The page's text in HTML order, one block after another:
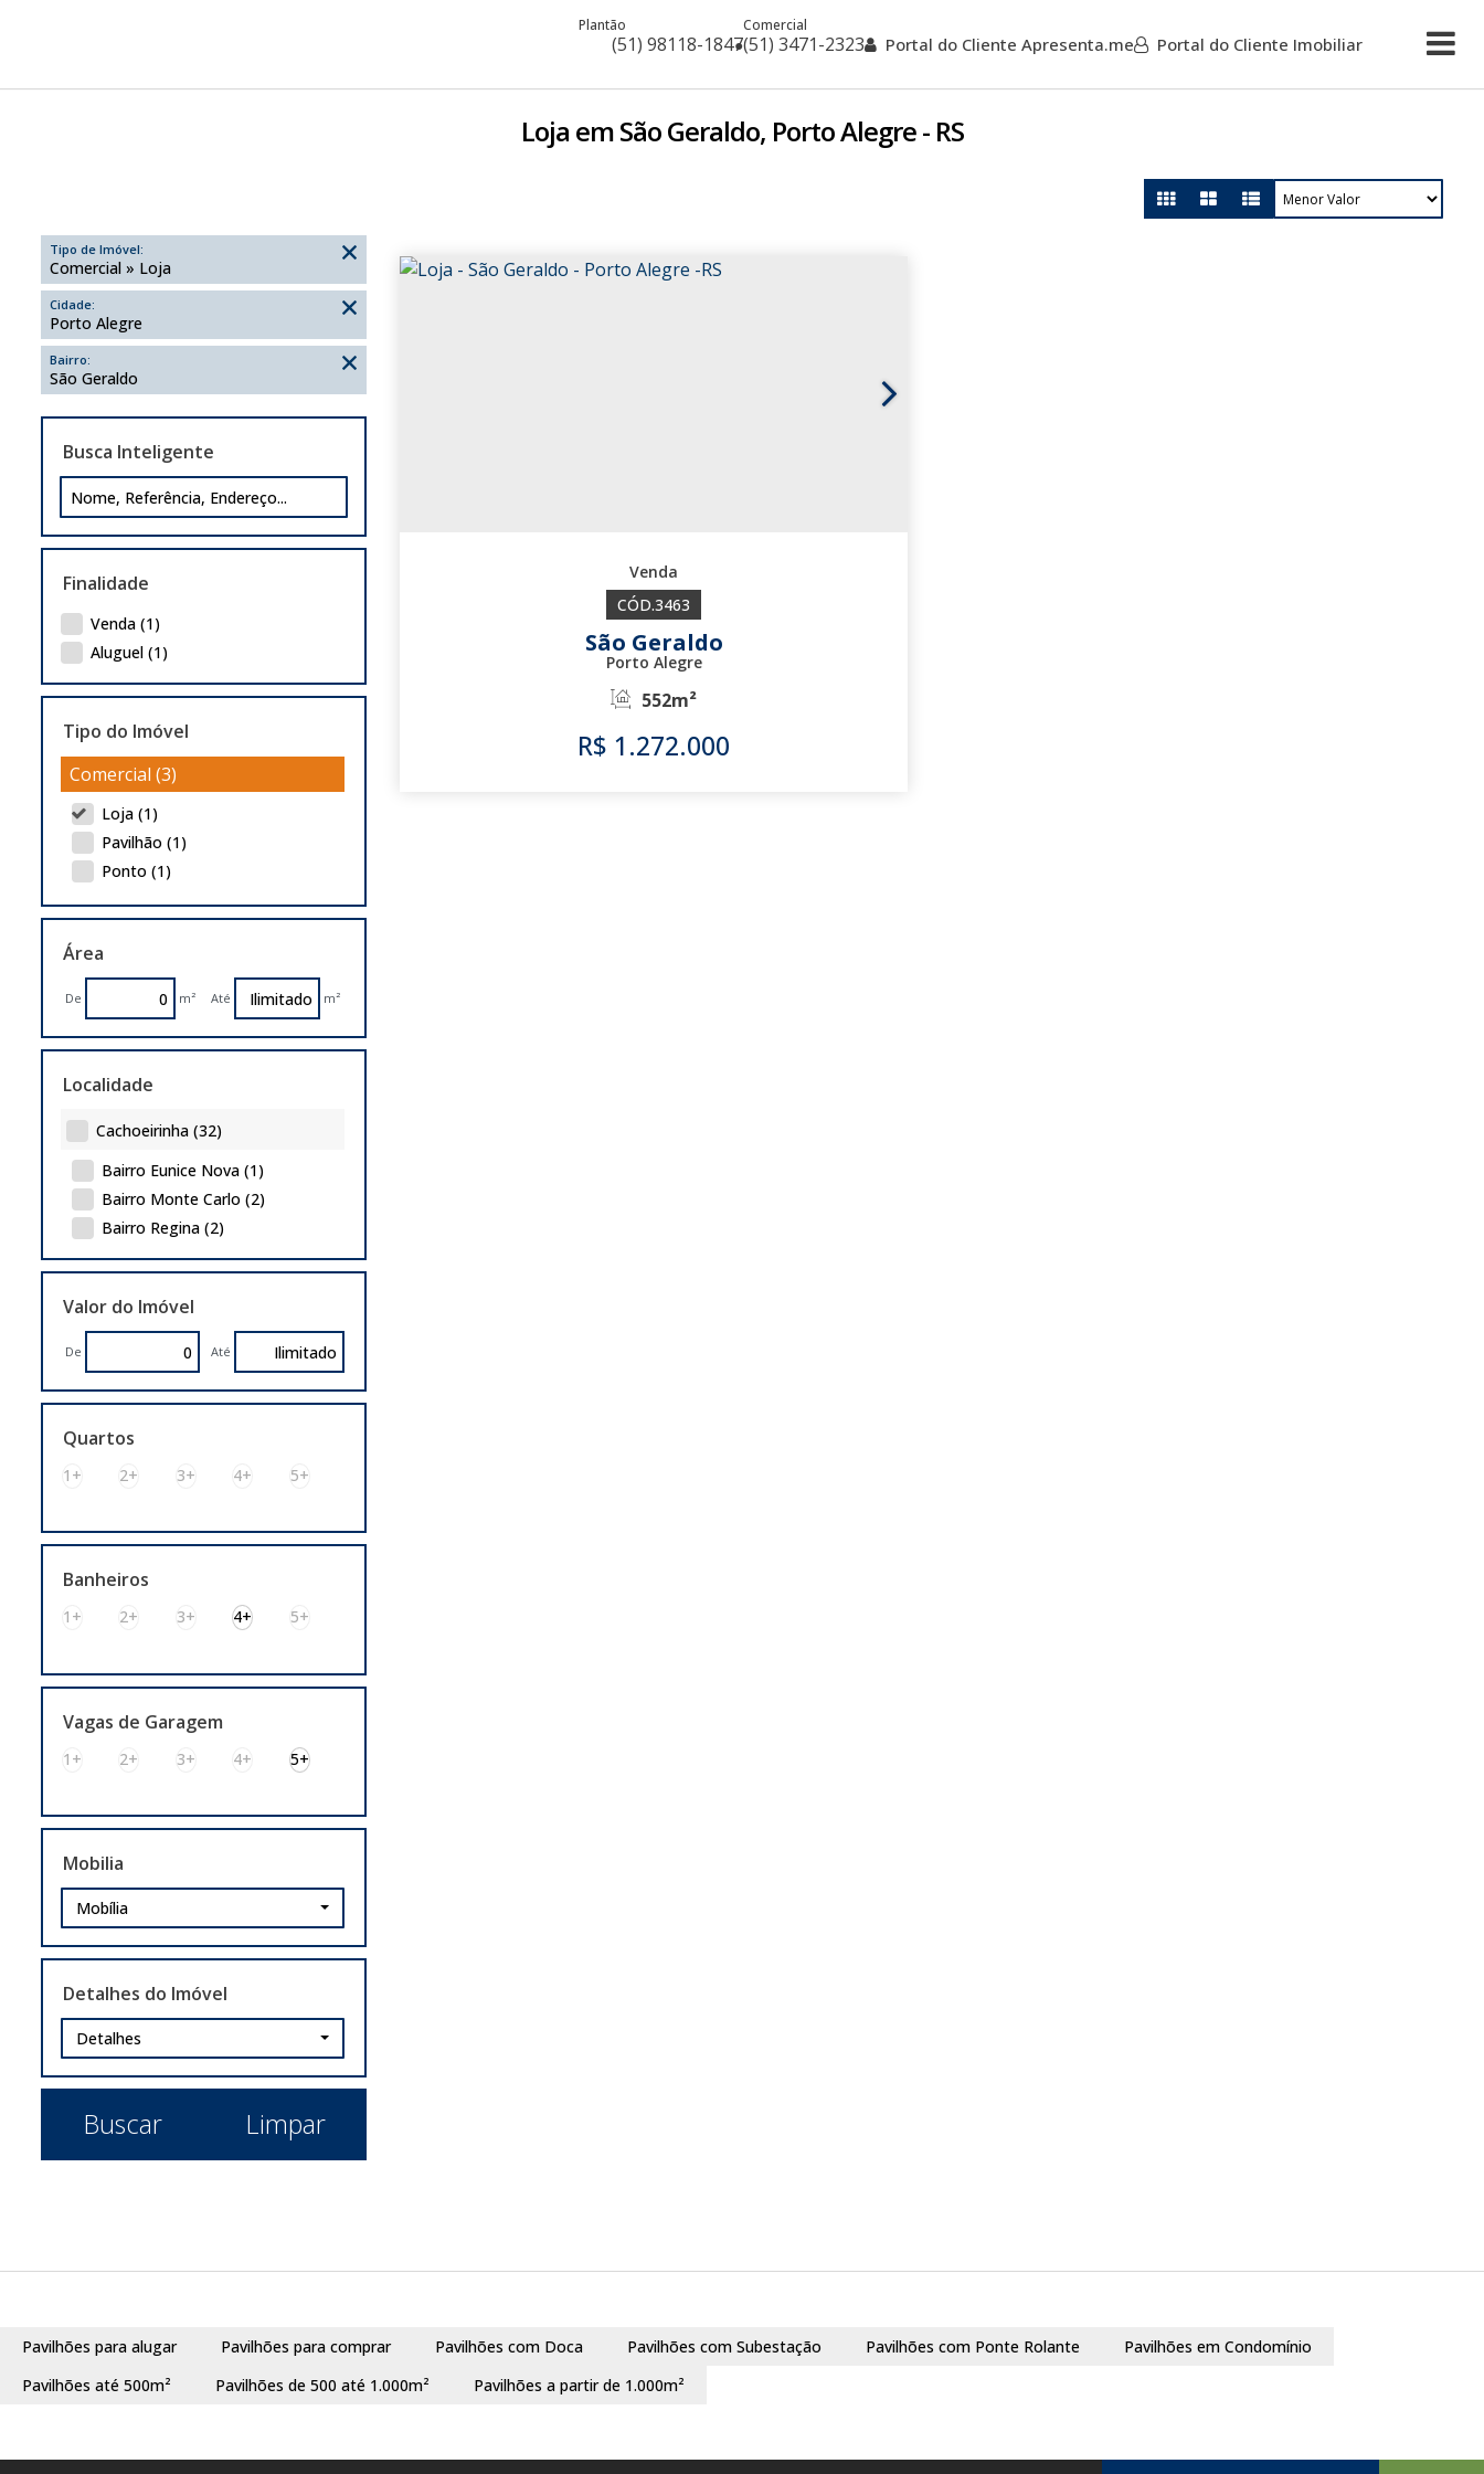
(51) 98118-1847
Plantão
(51) 3471-2323
Comercial
Portal do Cliente Apresenta.me Portal do Cliente Imobiliar
Loja em São Geraldo, Porto Alegre - RS
Tipo de Imóvel:
Comercial » Loja
Cidade:
Porto Alegre
Bairro:
São Geraldo
Busca Inteligente
Finalidade
Venda (1)
Aluguel (1)
Tipo do Imóvel
Comercial (3)
Loja (1)
Pavilhão (1)
Ponto (1)
Área
De m² Até m²
Localidade
Cachoeirinha (32)
Bairro Eunice Nova (1)
Bairro Monte Carlo (2)
Bairro Regina (2)
Bairro Silveira Martins (1)
Bairro Veranópolis (1)
Bairro Vista Alegre (3)
Bom Princípio (1)
Carlos Antônio Wilkens (1)
Centro (6)
Distrito Industrial (1)
Jardim América (2)
Parque da Matriz (3)
Parque Espírito Santo (1)
Princesa Izabel (1)
Porto Alegre (6)
Centro Histórico (1)
Higienópolis (1)
São Geraldo (1)
São Sebastião (1)
Gravataí (4)
Bom Sucesso (1)
São Jerônimo (1)
Butiá (1)
Centro (1)
Canoas (1)
Olaria (1)
Esteio (1)
Portão (1)
Valor do Imóvel
De Até
Quartos
1+ 2+ 3+ 4+ 5+
Banheiros
1+ 2+ 3+ 4+ 5+
Vagas de Garagem
1+ 2+ 3+ 4+ 5+
Mobilia
Mobília
Detalhes do Imóvel
Detalhes
Buscar Limpar
R$ 1.272.000
3463
São Geraldo
Porto Alegre
552m²
Pavilhões para alugar Pavilhões para comprar Pavilhões com Doca Pavilhões com Subestação Pavilhões com Ponte Rolante
Pavilhões em Condomínio
Pavilhões até 500m²
Pavilhões de 500 até 1.000m² Pavilhões a partir de 1.000m²